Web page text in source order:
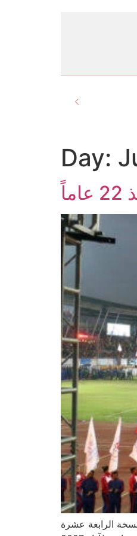
Day:
الوزراء شهباز شريف على تخصيص 11 مليار روبية لتنظيم النسخة الرابعة عشرة